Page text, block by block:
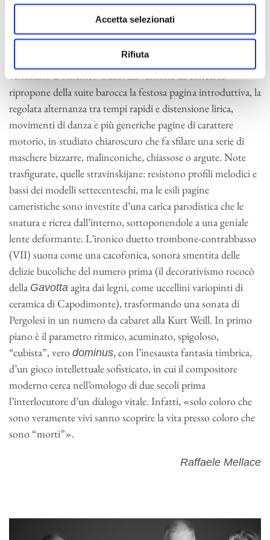
Accetta selezionati
Rifiuta
“pergolesiane”, oggi ricondotte a un più ampio gruppo di
autori. Nella suite orchestrale predisposta nel 1924 e rivista
nel 1949 si riducono ad appena tre (II, VII e VIII) le pagine
pergolesiane, con la fetta più consistente spettante al
veneziano Domenico Gallo. La versione da concerto
ripropone della suite barocca la festosa pagina introduttiva, la
regolata alternanza tra tempi rapidi e distensione lirica,
movimenti di danza e più generiche pagine di carattere
motorio, in studiato chiaroscuro che fa sfilare una serie di
maschere bizzarre, malinconiche, chiassose o argute. Note
trasfigurate, quelle stravinskijane: resistono profili melodici e
bassi dei modelli settecenteschi, ma le esili pagine
cameristiche sono investite d’una carica parodistica che le
snatura e ricrea dall’interno, sottoponendole a una geniale
lente deformante. L’ironico duetto trombone-contrabbasso
(VII) suona come una cacofonica, sonora smentita delle
delizie bucoliche del numero prima (il decorativismo rococò
della Gavotta agìta dai legni, come uccellini variopinti di
ceramica di Capodimonte), trasformando una sonata di
Pergolesi in un numero da cabaret alla Kurt Weill. In primo
piano è il parametro ritmico, acuminato, spigoloso,
“cubista”, vero dominus, con l’inesausta fantasia timbrica,
d’un gioco intellettuale sofisticato, in cui il compositore
moderno cerca nell’omologo di due secoli prima
l’interlocutore d’un dialogo vitale. Infatti, «solo coloro che
sono veramente vivi sanno scoprire la vita presso coloro che
sono “morti”».
Raffaele Mellace